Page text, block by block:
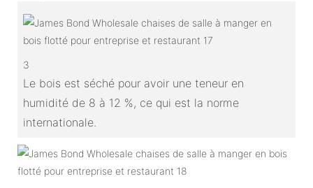
3
Le bois est séché pour avoir une teneur en
humidité de 8 à 12 %, ce qui est la norme
internationale.